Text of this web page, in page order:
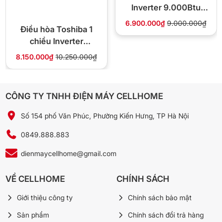
Điều này giúp tạo ra một môi trường ngủ lý tưởng, giúp người dùng
Điều hòa Toshiba 1
chiều Inverter
9.000Btu RAS-
8.150.000₫ 10.250.000₫
Inverter 9.000Btu
IEC09G1
6.900.000₫ 9.000.000₫
CÔNG TY TNHH ĐIỆN MÁY CELLHOME
Số 154 phố Văn Phúc, Phường Kiến Hưng, TP Hà Nội
0849.888.883
dienmaycellhome@gmail.com
VỀ CELLHOME
Giới thiệu công ty
Sản phẩm
CHÍNH SÁCH
Chính sách bảo mật
Chính sách đổi trả hàng